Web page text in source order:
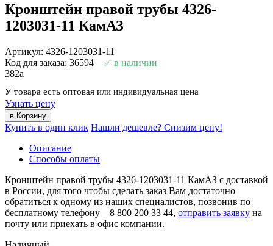
Кронштейн правой трубы 4326-
1203031-11 КамАЗ
Артикул: 4326-1203031-11
Код для заказа: 36594
в наличии
382a
У товара есть оптовая или индивидуальная цена
Узнать цену
Купить в один клик Нашли дешевле? Снизим цену!
Описание
Способы оплаты
Кронштейн правой трубы 4326-1203031-11 КамАЗ с доставкой
в России, для того чтобы сделать заказ Вам достаточно
обратиться к одному из наших специалистов, позвонив по
бесплатному телефону – 8 800 200 33 44, отправить заявку на
почту или приехать в офис компании.